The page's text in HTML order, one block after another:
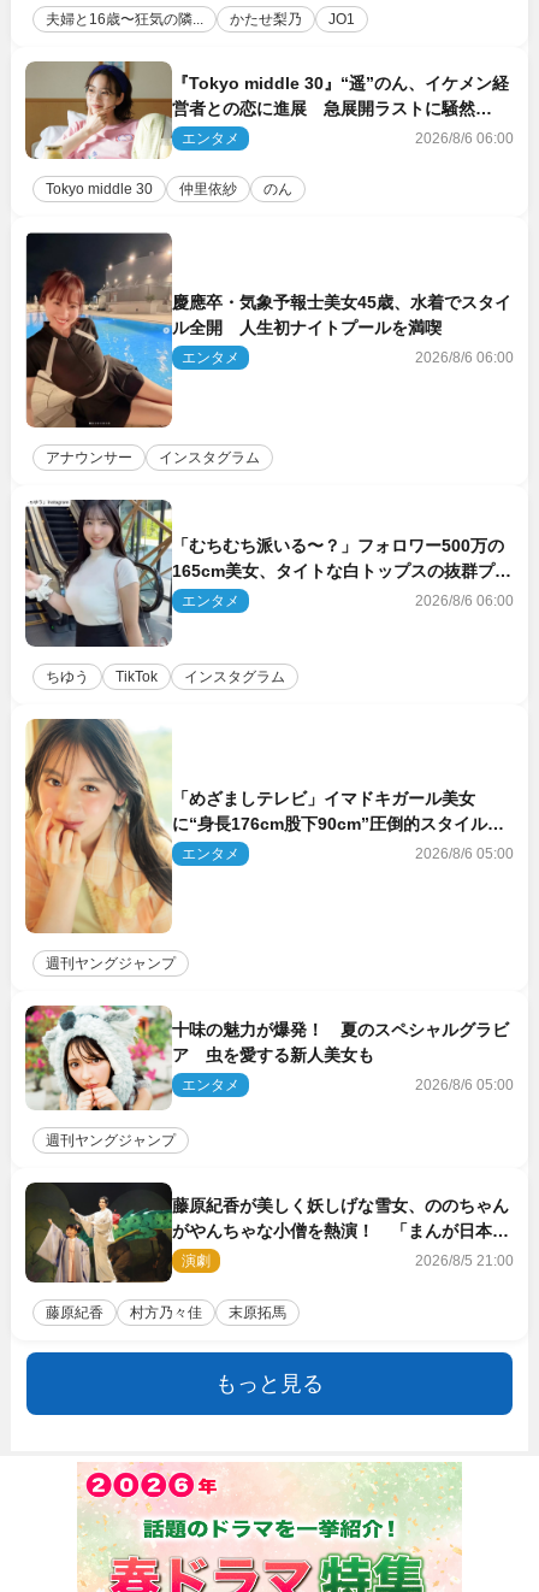
夫婦と16歳〜狂気の隣... かたせ梨乃 JO1
『Tokyo middle 30』“遥”のん、イケメン経
営者との恋に進展 急展開ラストに騒然
「え…いきなり」「嫌な予感」
エンタメ 2026/8/6 06:00
Tokyo middle 30 仲里依紗 のん
慶應卒・気象予報士美女45歳、水着でスタイ
ル全開 人生初ナイトプールを満喫
エンタメ 2026/8/6 06:00
アナウンサー インスタグラム
「むちむち派いる〜？」フォロワー500万の
165cm美女、タイトな白トップスの抜群プロ
ポーションにネット衝撃
エンタメ 2026/8/6 06:00
ちゆう TikTok インスタグラム
「めざましテレビ」イマドキガール美女
に“身長176cm股下90cm”圧倒的スタイルの
美女も ヤンジャン最新号
エンタメ 2026/8/6 05:00
週刊ヤングジャンプ
十味の魅力が爆発！ 夏のスペシャルグラビ
ア 虫を愛する新人美女も
エンタメ 2026/8/6 05:00
週刊ヤングジャンプ
藤原紀香が美しく妖しげな雪女、ののちゃん
がやんちゃな小僧を熱演！ 「まんが日本昔
ばなし」劇場開幕
演劇 2026/8/5 21:00
藤原紀香 村方乃々佳 末原拓馬
もっと見る